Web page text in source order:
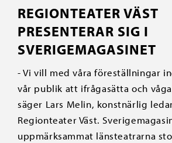
REGIONTEATER VÄST
PRESENTERAR SIG I
SVERIGEMAGASINET
- Vi vill med våra föreställningar
vår publik att ifrågasätta och
säger Lars Melin, konstnärlig
Regionteater Väst.
uppmärksammat länsteatrarna